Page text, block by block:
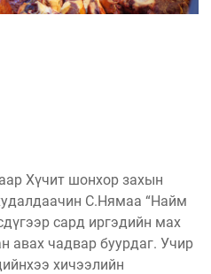
Хүчит шонхор захын
С.Нямаа “Найм
сард иргэдийн мах
авах чадвар буурдаг. Учир
хичээлийн